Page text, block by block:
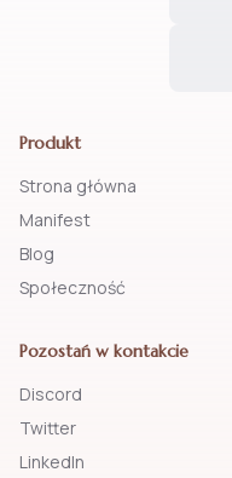
Produkt
Strona główna
Manifest
Blog
Społeczność
Pozostań w kontakcie
Discord
Twitter
LinkedIn